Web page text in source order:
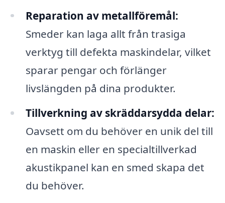
Reparation av metallföremål:
Smeder kan laga allt från trasiga
verktyg till defekta maskindelar, vilket
sparar pengar och förlänger
livslängden på dina produkter.
Tillverkning av skräddarsydda delar:
Oavsett om du behöver en unik del till
en maskin eller en specialtillverkad
akustikpanel kan en smed skapa det
du behöver.